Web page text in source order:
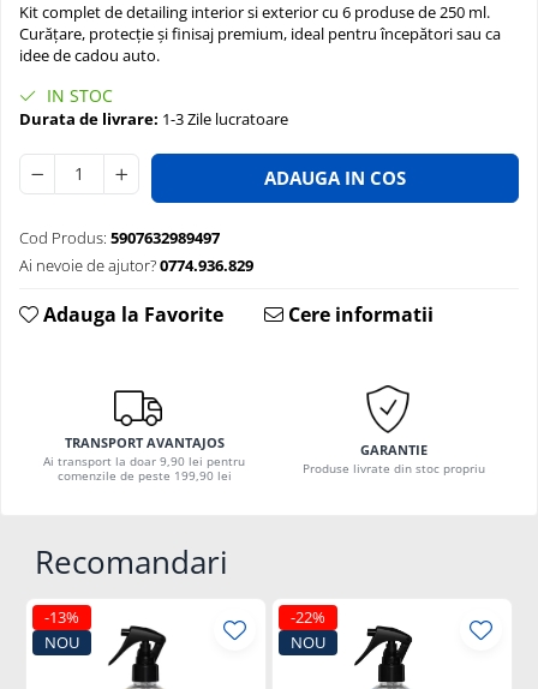
Kit complet de detailing interior si exterior cu 6 produse de 250 ml.
Curățare, protecție și finisaj premium, ideal pentru începători sau ca
idee de cadou auto.
IN STOC
Durata de livrare: 1-3 Zile lucratoare
ADAUGA IN COS
Cod Produs: 5907632989497
Ai nevoie de ajutor?0774.936.829
Adauga la Favorite Cere informatii
TRANSPORT AVANTAJOS
Ai transport la doar 9,90 lei pentru
comenzile de peste 199,90 lei
GARANTIE
Produse livrate din stoc propriu
Recomandari
-13%
NOU
-22%
NOU